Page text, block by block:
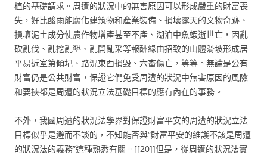
植的基礎請求。周遭的狀況中的無害原因可以形成嚴重的財富喪
失，好比酸雨能腐化建筑物和產業裝備、損壞露天的文物奇跡、
損壞泥土成分使農作物增產甚至不產、湖泊中魚蝦逝世亡，因亂
砍亂伐、亂挖亂墾、亂開亂采等報酬緣由招致的山體滑坡形成居
平易近室第傾圮、路況東西損毀、六畜傷亡，等等。無論是公有
財富仍是公共財富，保證它們免受周遭的狀況中無害原因的風險
和要挾都是周遭的狀況立法基礎目標的應有內在的事務。
不外，我國周遭的狀況法學界對保證財富平安的周遭的狀況立法
目標似乎是避而不談的，不知能否與“財富平安的維護不該是周遭
的狀況法的義務”這種熟悉有關。[[20]]但是，從周遭的狀況法實